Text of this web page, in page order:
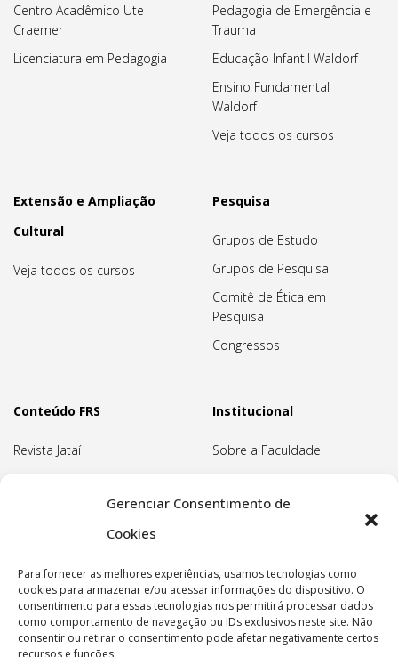
Gerenciar Consentimento de
Cookies
Para fornecer as melhores experiências, usamos tecnologias como
cookies para armazenar e/ou acessar informações do dispositivo. O
consentimento para essas tecnologias nos permitirá processar dados
como comportamento de navegação ou IDs exclusivos neste site. Não
consentir ou retirar o consentimento pode afetar negativamente certos
recursos e funções.
Centro Acadêmico Ute
Craemer
Licenciatura em Pedagogia
Pedagogia de Emergência e
Trauma
Educação Infantil Waldorf
Ensino Fundamental
Waldorf
Veja todos os cursos
Extensão e Ampliação
Cultural
Veja todos os cursos
Pesquisa
Grupos de Estudo
Grupos de Pesquisa
Comitê de Ética em
Pesquisa
Congressos
Conteúdo FRS
Revista Jataí
Webinars
Institucional
Sobre a Faculdade
Ouvidoria
Pedagogia Waldorf
Nossa Sede
Política de privacidade